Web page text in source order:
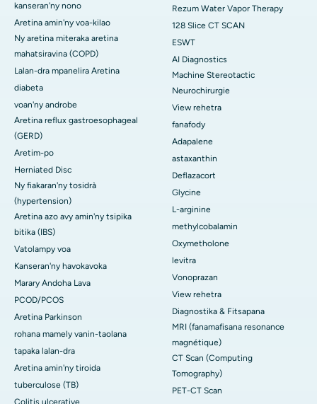
kanseran'ny nono
Aretina amin'ny voa-kilao
Ny aretina miteraka aretina
mahatsiravina (COPD)
Lalan-dra mpanelira Aretina
diabeta
voan'ny androbe
Aretina reflux gastroesophageal
(GERD)
Aretim-po
Herniated Disc
Ny fiakaran'ny tosidrà
(hypertension)
Aretina azo avy amin'ny tsipika
bitika (IBS)
Vatolampy voa
Kanseran'ny havokavoka
Marary Andoha Lava
PCOD/PCOS
Aretina Parkinson
rohana mamely vanin-taolana
tapaka lalan-dra
Aretina amin'ny tiroida
tuberculose (TB)
Rezum Water Vapor Therapy
128 Slice CT SCAN
ESWT
AI Diagnostics
Machine Stereotactic
Neurochirurgie
View rehetra
fanafody
Adapalene
astaxanthin
Deflazacort
Glycine
L-arginine
methylcobalamin
Oxymetholone
levitra
Vonoprazan
View rehetra
Diagnostika & Fitsapana
MRI (fanamafisana resonance
magnétique)
CT Scan (Computing
Tomography)
PET-CT Scan